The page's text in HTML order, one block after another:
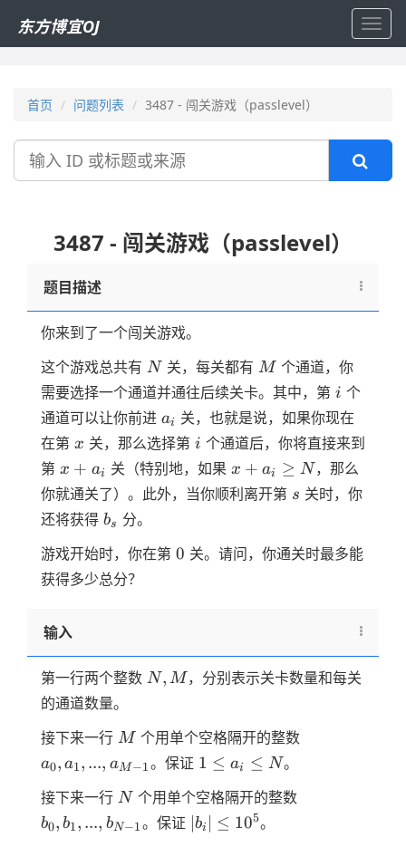
东方博宜OJ
首页 问题列表 3487 - 闯关游戏（passlevel）
搜
3487 - 闯关游戏（passlevel）
题目描述
你来到了一个闯关游戏。
这个游戏总共有 N
N 关，每关都有M
M 个通道，你
需要选择一个通道并通往后续关卡。其中，第 i
i 个
通道可以让你前进 a_i
ai
关，也就是说，如果你现在
在第 x
x 关，那么选择第 i
i 个通道后，你将直接来到
第 x+a_i
x + ai 关（特别地，如果 x +
a_i
\geq
x + ai ≥ N ，那么
你就通关了）。此外，当你顺利离开第 s
s 关时，你
还将获得 b_s
bs
分。
游戏开始时，你在第 0
0 关。请问，你通关时最多能
获得多少总分？
输入
第一行两个整数 N,M
N, M ，分别表示关卡数量和每关
的通道数量。
接下来一行 M
M 个用单个空格隔开的整数
a0, a1, ..., aM−1。保证 1
a_i
\leq
1 ≤ ai ≤ N。
接下来一行 N
N 个用单个空格隔开的整数
b0, b1, ..., bN−1。保证 |b_i|
bi ≤ 105。